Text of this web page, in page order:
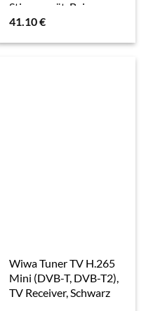
Stimmgerät, Beige
41.10€
App
Wiwa Tuner TV H.265
Mini (DVB-T, DVB-T2),
TV Receiver, Schwarz